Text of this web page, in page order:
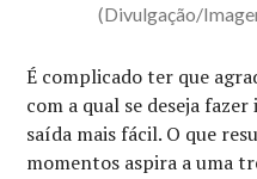
(Divulgação/
É complicado ter que
com a qual se deseja
saída mais fácil. O que
momentos aspira a uma